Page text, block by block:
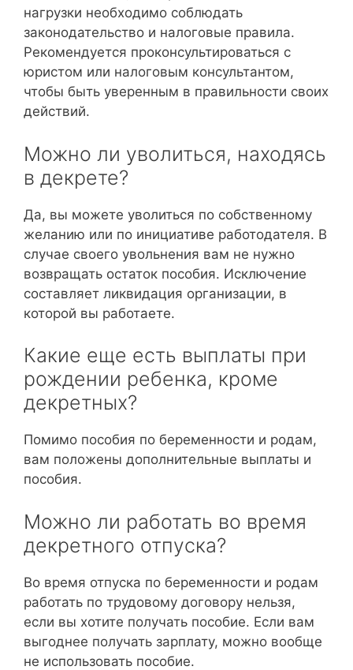
нагрузки необходимо соблюдать
законодательство и налоговые правила.
Рекомендуется проконсультироваться с
юристом или налоговым консультантом,
чтобы быть уверенным в правильности своих
действий.
Можно ли уволиться, находясь
в декрете?
Да, вы можете уволиться по собственному
желанию или по инициативе работодателя. В
случае своего увольнения вам не нужно
возвращать остаток пособия. Исключение
составляет ликвидация организации, в
которой вы работаете.
Какие еще есть выплаты при
рождении ребенка, кроме
декретных?
Помимо пособия по беременности и родам,
вам положены дополнительные выплаты и
пособия.
Можно ли работать во время
декретного отпуска?
Во время отпуска по беременности и родам
работать по трудовому договору нельзя,
если вы хотите получать пособие. Если вам
выгоднее получать зарплату, можно вообще
не использовать пособие.